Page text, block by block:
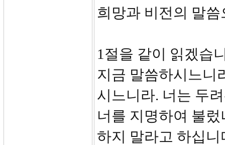
희망과 비전의 말
1절을 같이 읽겠습
지금 말씀하시느니
시느니라. 너는 두
너를 지명하여 불
하지 말라고 하십니